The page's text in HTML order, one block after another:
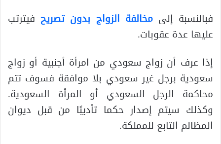
فبالنسبة إلى مخالفة الزواج بدون تصريحفيترتب
عليها عدة عقوبات.
إذا عرف أن زواج سعودي من امرأة أجنبية أو زواج
سعودية برجل غير سعودي بلا موافقة فسوف تتم
محاكمة الرجل السعودي أو المرأة السعودية.
وكذلك سيتم إصدار حكما تأديبًا من قبل ديوان
المظالم التابع للمملكة.